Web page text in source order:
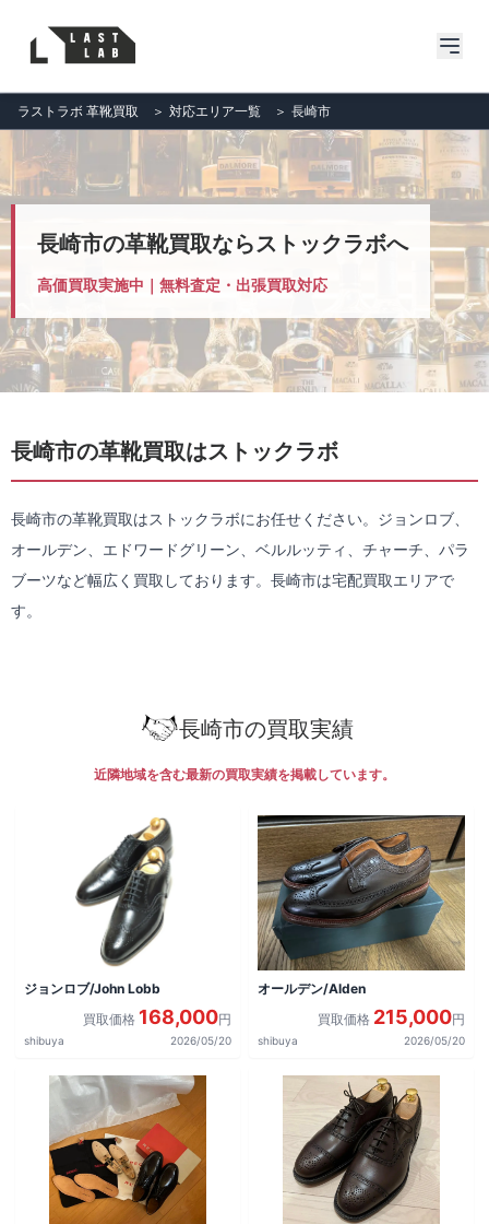
ラストラボ 革靴買取 ＞ 対応エリア一覧 ＞ 長崎市
長崎市の革靴買取ならストックラボへ
高価買取実施中｜無料査定・出張買取対応
長崎市の革靴買取はストックラボ
長崎市の革靴買取はストックラボにお任せください。ジョンロブ、
オールデン、エドワードグリーン、ベルルッティ、チャーチ、パラ
ブーツなど幅広く買取しております。長崎市は宅配買取エリアで
す。
長崎市の買取実績
近隣地域を含む最新の買取実績を掲載しています。
ジョンロブ/John Lobb
買取価格 168,000円
shibuya 2026/05/20
オールデン/Alden
買取価格 215,000円
shibuya 2026/05/20